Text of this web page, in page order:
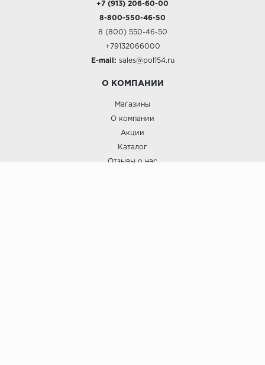
+7 (913) 206-60-00
8-800-550-46-50
8 (800) 550-46-50
+79132066000
E-mail: sales@pol154.ru
О КОМПАНИИ
Магазины
О компании
Акции
Каталог
Отзывы о нас